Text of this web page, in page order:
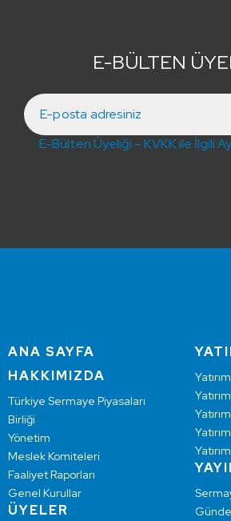
E-BÜLTEN
E-Bülten Üyeliği – KVKK ile İlgili
ANA SAYFA
HAKKIMIZDA
Türkiye Sermaye Piyasaları
Birliği
Yönetim
Meslek Komiteleri
Faaliyet Raporları
Genel Kurullar
ÜYELER